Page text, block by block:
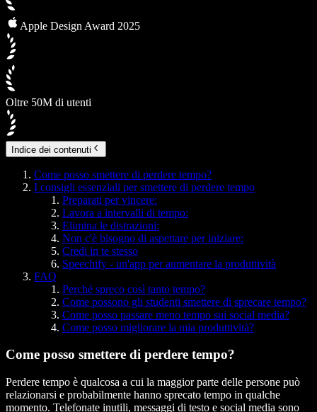
Apple Design Award 2025
Oltre 50M di utenti
Indice dei contenuti
Come posso smettere di perdere tempo?
I consigli essenziali per smettere di perdere tempo
Preparati per vincere:
Lavora a intervalli di tempo:
Elimina le distrazioni:
Non c'è bisogno di aspettare per iniziare:
Credi in te stesso
Speechify - un'app per aumentare la produttività
FAQ
Perché spreco così tanto tempo?
Come possono gli studenti smettere di sprecare tempo?
Come posso passare meno tempo sui social media?
Come posso migliorare la mia produttività?
Come posso smettere di perdere tempo?
Perdere tempo è qualcosa a cui la maggior parte delle persone può
relazionarsi e probabilmente hanno sprecato tempo in qualche
momento. Telefonate inutili, messaggi di testo e social media sono